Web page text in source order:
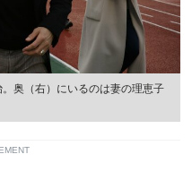
奥（右）にいるのは妻の理恵子